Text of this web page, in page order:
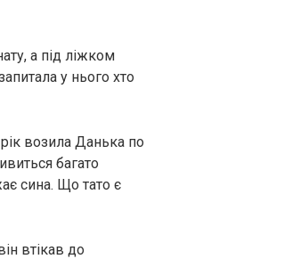
а під ліжком
у нього хто
возила Данька по
багато
сина. Що тато є
втікав до